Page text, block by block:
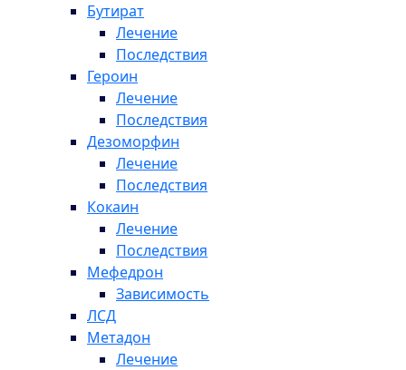
Бутират
Лечение
Последствия
Героин
Лечение
Последствия
Дезоморфин
Лечение
Последствия
Кокаин
Лечение
Последствия
Мефедрон
Зависимость
ЛСД
Метадон
Лечение